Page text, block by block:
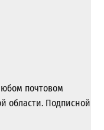
почтовом
области. Подписной